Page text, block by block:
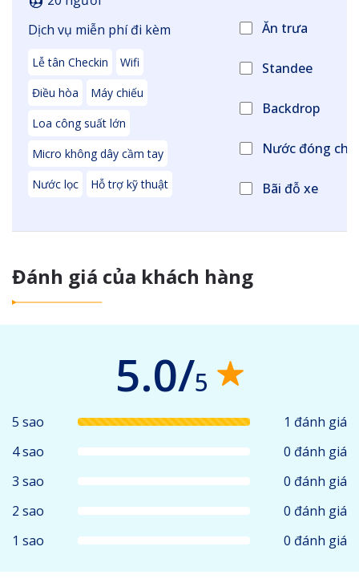
Dịch vụ miễn phí đi kèm
Lễ tân Checkin
Wifi
Điều hòa
Máy chiếu
Loa công suất lớn
Micro không dây cầm tay
Nước lọc
Hỗ trợ kỹ thuật
Ăn trưa
Standee
Backdrop
Nước đóng
Bãi đỗ xe
Đánh giá của khách hàng
5.0/5
5 sao
1 đánh giá
4 sao
0 đánh giá
3 sao
0 đánh giá
2 sao
0 đánh giá
1 sao
0 đánh giá